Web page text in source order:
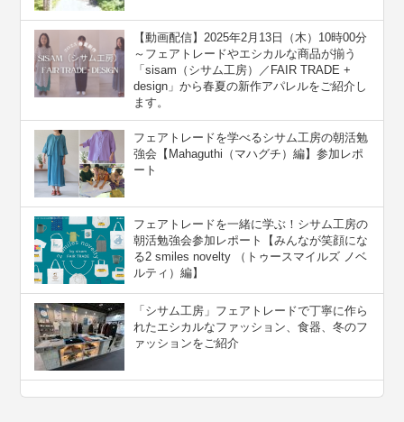
【動画配信】2025年2月13日（木）10時00分
～フェアトレードやエシカルな商品が揃う
「sisam（シサム工房）／FAIR TRADE +
design」から春夏の新作アパレルをご紹介し
ます。
フェアトレードを学べるシサム工房の朝活勉
強会【Mahaguthi（マハグチ）編】参加レポ
ート
フェアトレードを一緒に学ぶ！シサム工房の
朝活勉強会参加レポート【みんなが笑顔にな
る2 smiles novelty （トゥースマイルズ ノベ
ルティ）編】
「シサム工房」フェアトレードで丁寧に作ら
れたエシカルなファッション、食器、冬のフ
ァッションをご紹介